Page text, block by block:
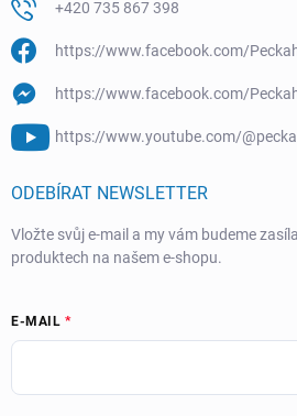
+420 735 867 398
https://www.facebook.com/
https://www.facebook.com/
https://www.youtube.com/
ODEBÍRAT NEWSLETTER
Vložte svůj e-mail a my vám budeme
produktech na našem e-shopu.
E-MAIL